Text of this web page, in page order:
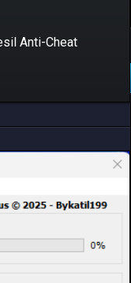
Anti-Cheat